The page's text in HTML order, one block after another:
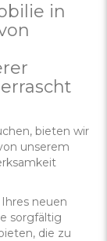
in
bieten wir
unserem
neuen
sorgfältig
die zu